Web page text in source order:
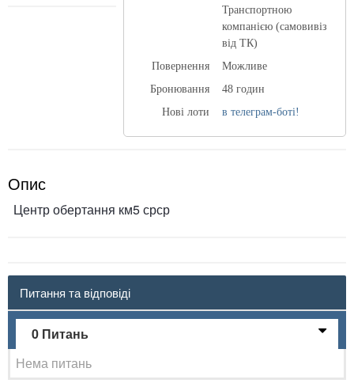
Транспортною
компанією (самовивіз
від ТК)
Повернення
Можливе
Бронювання
48 годин
Нові лоти
в телеграм-боті!
Опис
Центр обертання км5 срср
Питання та відповіді
0 Питань
Нема питань